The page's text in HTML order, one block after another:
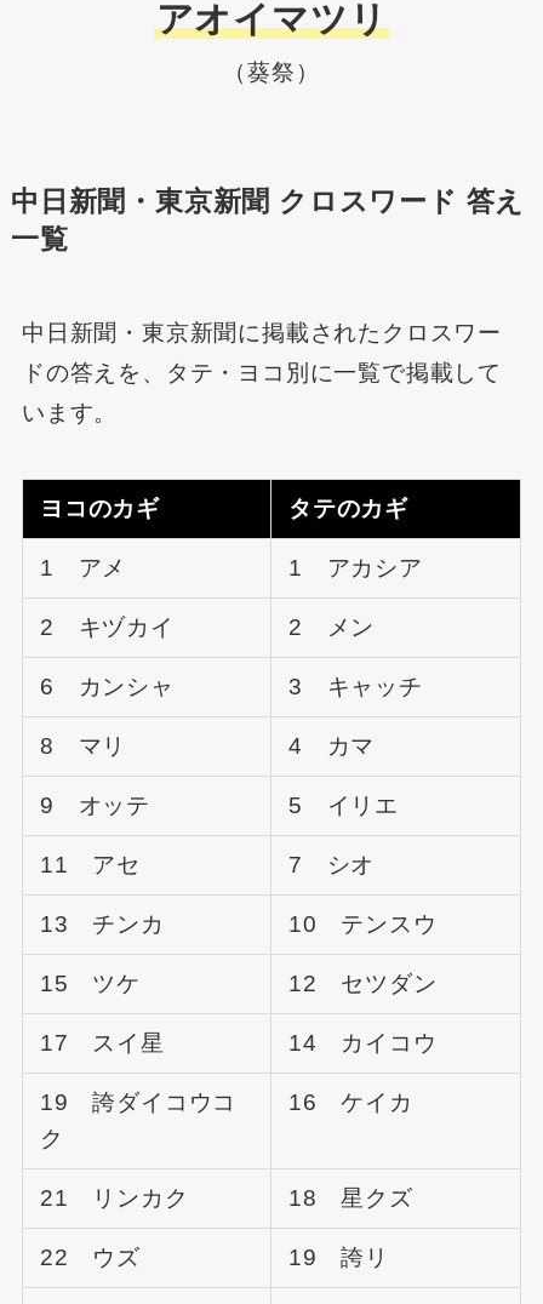
アオイマツリ
（葵祭）
中日新聞・東京新聞 クロスワード 答え
一覧
中日新聞・東京新聞に掲載されたクロスワー
ドの答えを、タテ・ヨコ別に一覧で掲載して
います。
ヨコのカギ タテのカギ
1 アメ 1 アカシア
2 キヅカイ 2 メン
6 カンシャ 3 キャッチ
8 マリ 4 カマ
9 オッテ 5 イリエ
11 アセ 7 シオ
13 チンカ 10 テンスウ
15 ツケ 12 セツダン
17 スイ星 14 カイコウ
19 誇ダイコウコ
ク
16 ケイカ
21 リンカク 18 星クズ
22 ウズ 19 誇リ